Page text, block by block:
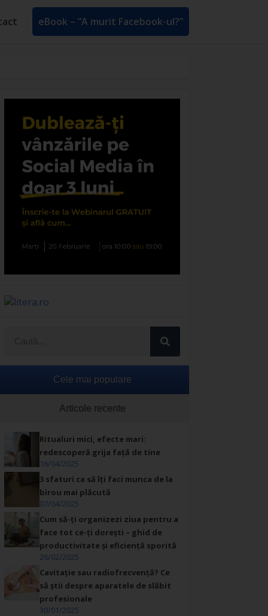
eBook – ”A murit Facebook-ul?”
Cele mai populare
Articole recente
Ritualuri mici, efecte mari:
redescoperă grija față de tine
16/04/2025
3 sfaturi ca să îți faci munca de la
birou mai plăcută
07/04/2025
Cum să-ți organizezi ziua pentru a
face tot ce-ți dorești – ghid de
productivitate și eficiență sporită
26/02/2025
Cavitație sau radiofrecvență? Ce
să știi despre aparatele de slăbit
profesionale
30/01/2025